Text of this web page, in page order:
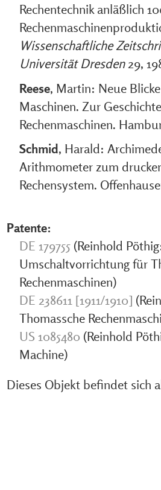
Rechentechnik anläßlich
Wissenschaftliche
Universität Dresden29,
Reese, Martin: Neue
Maschinen. Zur
Rechenmaschinen.
Schmid, Harald:
Arithmometer zum
Rechensystem.
Patente:
DE 179755(Reinhold
Umschaltvorrichtung für
Rechenmaschinen)
DE 238611 [1911/1910]
Thomassche
US 1085480 (Reinhold
Machine)
Dieses Objekt befindet sich